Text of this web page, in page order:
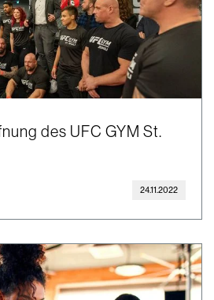
des UFC GYM St.
24.11.2022